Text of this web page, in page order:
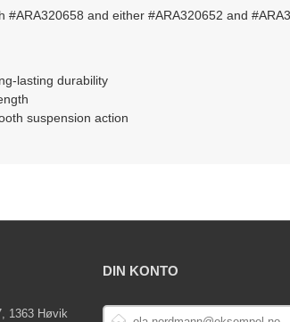
#ARA320658 and either #ARA320652 and
lasting durability
suspension action
1363 Høvik
DIN KONTO
E-